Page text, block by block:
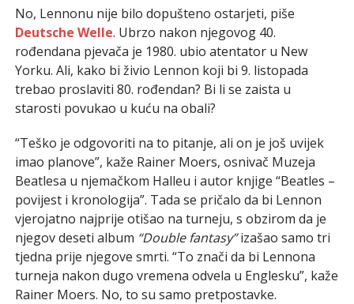
No, Lennonu nije bilo dopušteno ostarjeti, piše
Deutsche Welle. Ubrzo nakon njegovog 40.
rođendana pjevača je 1980. ubio atentator u New
Yorku. Ali, kako bi živio Lennon koji bi 9. listopada
trebao proslaviti 80. rođendan? Bi li se zaista u
starosti povukao u kuću na obali?
“Teško je odgovoriti na to pitanje, ali on je još uvijek
imao planove”, kaže Rainer Moers, osnivač Muzeja
Beatlesa u njemačkom Halleu i autor knjige “Beatles –
povijest i kronologija”. Tada se pričalo da bi Lennon
vjerojatno najprije otišao na turneju, s obzirom da je
njegov deseti album “Double fantasy”izašao samo tri
tjedna prije njegove smrti. “To znači da bi Lennona
turneja nakon dugo vremena odvela u Englesku”, kaže
Rainer Moers. No, to su samo pretpostavke.